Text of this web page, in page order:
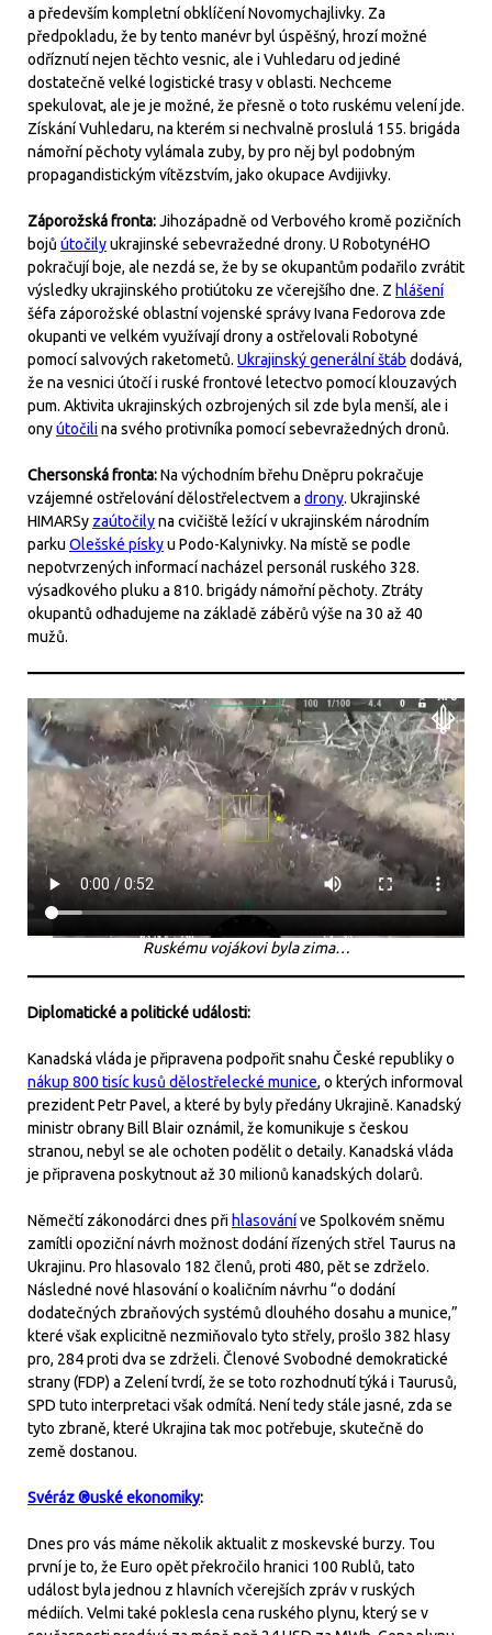
a především kompletní obklíčení Novomychajlivky. Za
předpokladu, že by tento manévr byl úspěšný, hrozí možné
odříznutí nejen těchto vesnic, ale i Vuhledaru od jediné
dostatečně velké logistické trasy v oblasti. Nechceme
spekulovat, ale je je možné, že přesně o toto ruskému velení jde.
Získání Vuhledaru, na kterém si nechvalně proslulá 155. brigáda
námořní pěchoty vylámala zuby, by pro něj byl podobným
propagandistickým vítězstvím, jako okupace Avdijivky.
Záporožská fronta:Jihozápadně od Verbového kromě pozičních
bojů útočilyukrajinské sebevražedné drony. U RobotynéHO
pokračují boje, ale nezdá se, že by se okupantům podařilo zvrátit
výsledky ukrajinského protiútoku ze včerejšího dne. Z hlášení
šéfa záporožské oblastní vojenské správy Ivana Fedorova zde
okupanti ve velkém využívají drony a ostřelovali Robotyné
pomocí salvových raketometů. Ukrajinský generální štáb dodává,
že na vesnici útočí i ruské frontové letectvo pomocí klouzavých
pum. Aktivita ukrajinských ozbrojených sil zde byla menší, ale i
onyútočilina svého protivníka pomocí sebevražedných dronů.
Chersonská fronta:Na východním břehu Dněpru pokračuje
vzájemné ostřelování dělostřelectvem a drony. Ukrajinské
HIMARSy zaútočilyna cvičiště ležící v ukrajinském národním
parku Olešské pískyu Podo-Kalynivky. Na místě se podle
nepotvrzených informací nacházel personál ruského 328.
výsadkového pluku a 810. brigády námořní pěchoty. Ztráty
okupantů odhadujeme na základě záběrů výše na 30 až 40
mužů.
Ruskému vojákovi byla zima…
Diplomatické a politické události:
Kanadská vláda je připravena podpořit snahu České republiky o
nákup 800 tisíc kusů dělostřelecké munice, o kterých informoval
prezident Petr Pavel, a které by byly předány Ukrajině. Kanadský
ministr obrany Bill Blair oznámil, že komunikuje s českou
stranou, nebyl se ale ochoten podělit o detaily. Kanadská vláda
je připravena poskytnout až 30 milionů kanadských dolarů.
Němečtí zákonodárci dnes při hlasováníve Spolkovém sněmu
zamítli opoziční návrh možnost dodání řízených střel Taurus na
Ukrajinu. Pro hlasovalo 182 členů, proti 480, pět se zdrželo.
Následné nové hlasování o koaličním návrhu “o dodání
dodatečných zbraňových systémů dlouhého dosahu a munice,”
které však explicitně nezmiňovalo tyto střely, prošlo 382 hlasy
pro, 284 proti dva se zdrželi. Členové Svobodné demokratické
strany (FDP) a Zelení tvrdí, že se toto rozhodnutí týká i Taurusů,
SPD tuto interpretaci však odmítá. Není tedy stále jasné, zda se
tyto zbraně, které Ukrajina tak moc potřebuje, skutečně do
země dostanou.
Svéráz ®uské ekonomiky:
Dnes pro vás máme několik aktualit z moskevské burzy. Tou
první je to, že Euro opět překročilo hranici 100 Rublů, tato
událost byla jednou z hlavních včerejších zpráv v ruských
médiích. Velmi také poklesla cena ruského plynu, který se v